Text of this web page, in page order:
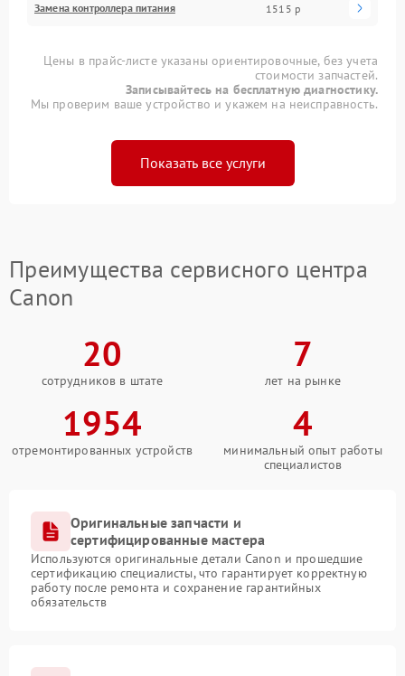
Замена контроллера питания 1515 р
Цены в прайс-листе указаны ориентировочные, без учета
стоимости запчастей.
Записывайтесь на бесплатную диагностику.
Мы проверим ваше устройство и укажем на неисправность.
Показать все услуги
Преимущества сервисного центра
Canon
20
сотрудников в штате
7
лет на рынке
1954
отремонтированных устройств
4
минимальный опыт работы
специалистов
Оригинальные запчасти и
сертифицированные мастера
Используются оригинальные детали Canon и прошедшие
сертификацию специалисты, что гарантирует корректную
работу после ремонта и сохранение гарантийных
обязательств